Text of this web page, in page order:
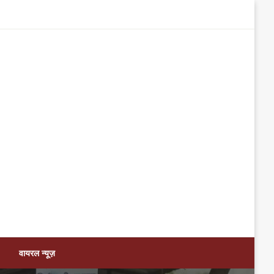
वायरल न्यूज़